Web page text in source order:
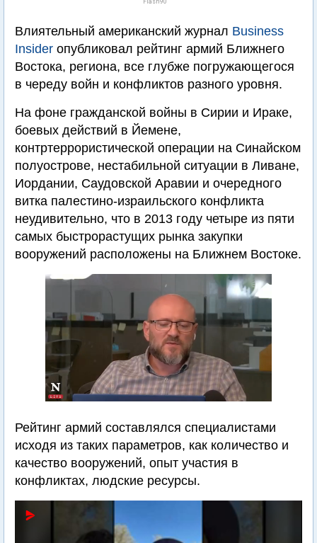
Flash90
Влиятельный американский журнал Business
Insider опубликовал рейтинг армий Ближнего
Востока, региона, все глубже погружающегося
в череду войн и конфликтов разного уровня.
На фоне гражданской войны в Сирии и Ираке,
боевых действий в Йемене,
контртеррористической операции на Синайском
полуострове, нестабильной ситуации в Ливане,
Иордании, Саудовской Аравии и очередного
витка палестино-израильского конфликта
неудивительно, что в 2013 году четыре из пяти
самых быстрорастущих рынка закупки
вооружений расположены на Ближнем Востоке.
Рейтинг армий составлялся специалистами
исходя из таких параметров, как количество и
качество вооружений, опыт участия в
конфликтах, людские ресурсы.